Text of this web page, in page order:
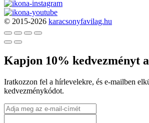
© 2015-2026 karacsonyfavilag.hu
Kapjon 10% kedvezményt
Iratkozzon fel a hírlevelekre, és e-mailben
kedvezménykódot.